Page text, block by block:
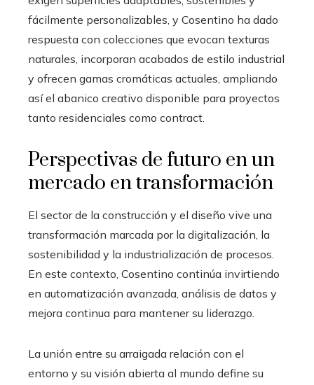
fácilmente personalizables, y Cosentino ha dado
respuesta con colecciones que evocan texturas
naturales, incorporan acabados de estilo industrial
y ofrecen gamas cromáticas actuales, ampliando
así el abanico creativo disponible para proyectos
tanto residenciales como contract.
Perspectivas de futuro en un
mercado en transformación
El sector de la construcción y el diseño vive una
transformación marcada por la digitalización, la
sostenibilidad y la industrialización de procesos.
En este contexto, Cosentino continúa invirtiendo
en automatización avanzada, análisis de datos y
mejora continua para mantener su liderazgo.
La unión entre su arraigada relación con el
entorno y su visión abierta al mundo define su